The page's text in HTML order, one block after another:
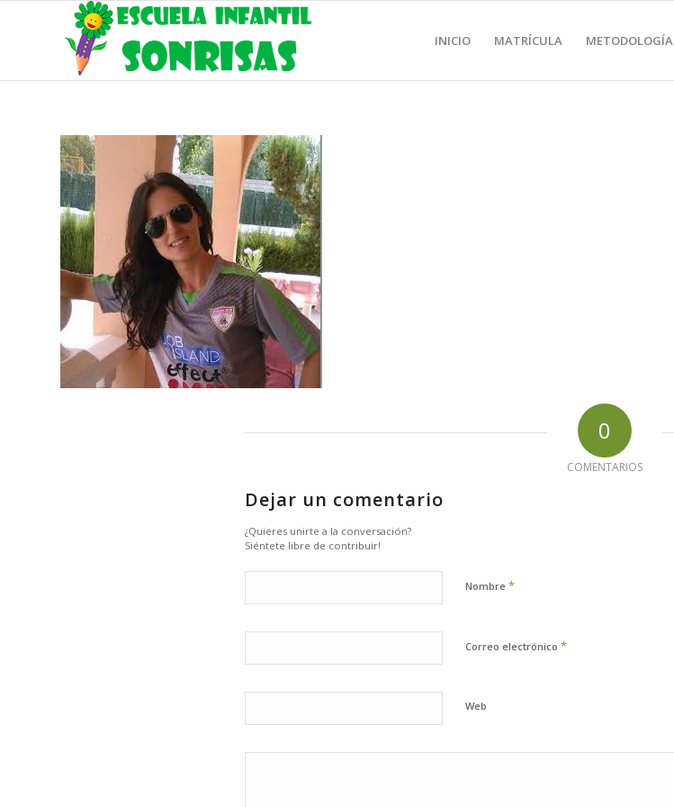
INICIO MATRÍCULA METODOLOGÍA
0
COMENTARIOS
Dejar un comentario
¿Quieres unirte a la conversación?
Siéntete libre de contribuir!
Nombre *
Correo electrónico *
Web